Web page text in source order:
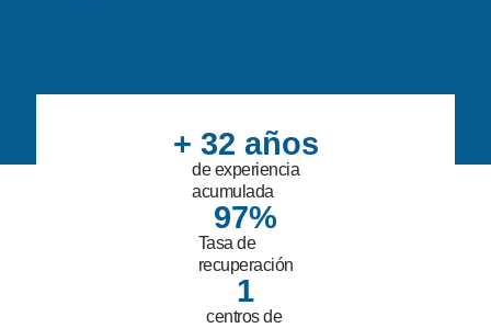
de experiencia
acumulada
+ 32 años
Tasa de
recuperación
97%
centros de
1